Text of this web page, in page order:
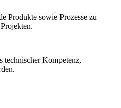
Produkte sowie Prozesse zu
technischer Kompetenz,